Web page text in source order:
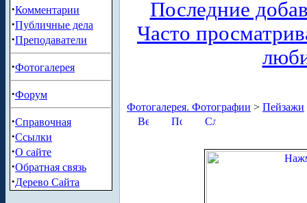
·Комментарии
·Публичные дела
·Преподаватели
·Фотогалерея
·Форум
·Справочная
·Ссылки
·О сайте
·Обратная связь
·Дерево Сайта
Последние
Часто
Фотогалерея. Фотографии > Пейзажи